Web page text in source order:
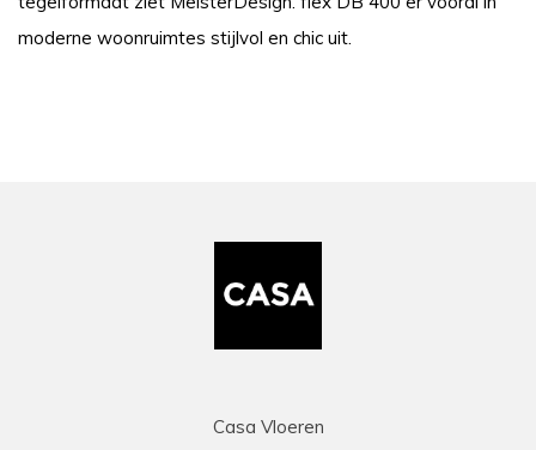
moderne woonruimtes stijlvol en chic uit.
Casa Vloeren